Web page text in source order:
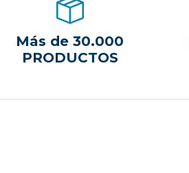
Más de 30.000
PRODUCTOS